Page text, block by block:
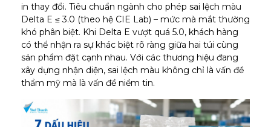
in thay đổi. Tiêu chuẩn ngành cho phép sai lệch màu
Delta E ≤ 3.0 (theo hệ CIE Lab) – mức mà mắt thường
khó phân biệt. Khi Delta E vượt quá 5.0, khách hàng
có thể nhận ra sự khác biệt rõ ràng giữa hai túi cùng
sản phẩm đặt cạnh nhau. Với các thương hiệu đang
xây dựng nhận diện, sai lệch màu không chỉ là vấn đề
thẩm mỹ mà là vấn đề niềm tin.